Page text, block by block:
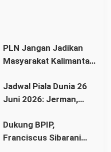
PLN Jangan Jadikan
Masyarakat Kalimantan
Tata Kelola Kelistrikan
Jadwal Piala Dunia 26
Juni 2026: Jerman,
Siap Tempur di Fase
Grup
Dukung BPIP,
Franciscus Sibarani